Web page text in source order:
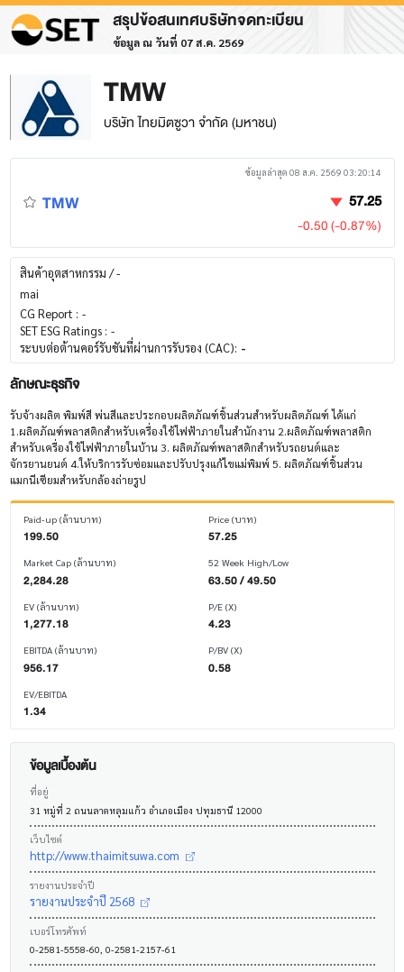
สรุปข้อสนเทศบริษัทจดทะเบียน
ข้อมูล ณ วันที่ 07 ส.ค. 2569
TMW
บริษัท ไทยมิตซูวา จำกัด (มหาชน)
ข้อมูลล่าสุด 08 ส.ค. 2569 03:20:14
TMW 57.25
-0.50 (-0.87%)
สินค้าอุตสาหกรรม / -
mai
CG Report : -
SET ESG Ratings : -
ระบบต่อต้านคอร์รับชันที่ผ่านการรับรอง (CAC): -
ลักษณะธุรกิจ
รับจ้างผลิต พิมพ์สี พ่นสีและประกอบผลิตภัณฑ์ชิ้นส่วนสำหรับผลิตภัณฑ์ ได้แก่
1.ผลิตภัณฑ์พลาสติกสำหรับเครื่องใช้ไฟฟ้าภายในสำนักงาน 2.ผลิตภัณฑ์พลาสติก
สำหรับเครื่องใช้ไฟฟ้าภายในบ้าน 3. ผลิตภัณฑ์พลาสติกสำหรับรถยนต์และ
จักรยานยนต์ 4.ให้บริการรับซ่อมและปรับปรุงแก้ไขแม่พิมพ์ 5. ผลิตภัณฑ์ชิ้นส่วน
แมกนีเซียมสำหรับกล้องถ่ายรูป
Paid-up (ล้านบาท)
199.50
Market Cap (ล้านบาท)
2,284.28
EV (ล้านบาท)
1,277.18
EBITDA (ล้านบาท)
956.17
EV/EBITDA
1.34
Price (บาท)
57.25
52 Week High/Low
63.50 / 49.50
P/E (X)
4.23
P/BV (X)
0.58
ข้อมูลเบื้องต้น
ที่อยู่
31 หมู่ที่ 2 ถนนลาดหลุมแก้ว อำเภอเมือง ปทุมธานี 12000
เว็บไซต์
http://www.thaimitsuwa.com
รายงานประจำปี
รายงานประจำปี 2568
เบอร์โทรศัพท์
0-2581-5558-60, 0-2581-2157-61